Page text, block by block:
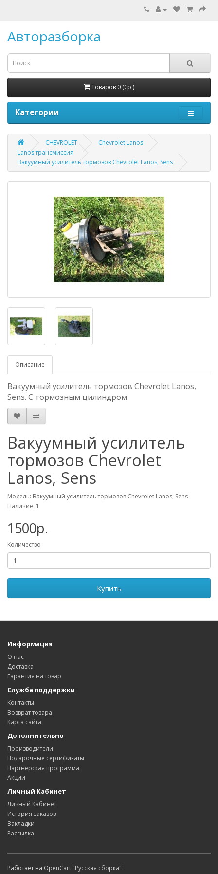
Авторазборка
Товаров 0 (0р.)
Категории
CHEVROLET
Chevrolet Lanos
Lanos трансмиссия
Вакуумный усилитель тормозов Chevrolet Lanos, Sens
Описание
Вакуумный усилитель тормозов Chevrolet Lanos,
Sens. С тормозным цилиндром
Вакуумный усилитель
тормозов Chevrolet
Lanos, Sens
Модель: Вакуумный усилитель тормозов Chevrolet Lanos, Sens
Наличие: 1
1500р.
Количество
Купить
Информация
О нас
Доставка
Гарантия на товар
Служба поддержки
Контакты
Возврат товара
Карта сайта
Дополнительно
Производители
Подарочные сертификаты
Партнерская программа
Акции
Личный Кабинет
Личный Кабинет
История заказов
Закладки
Рассылка
Работает на OpenCart "Русская сборка"